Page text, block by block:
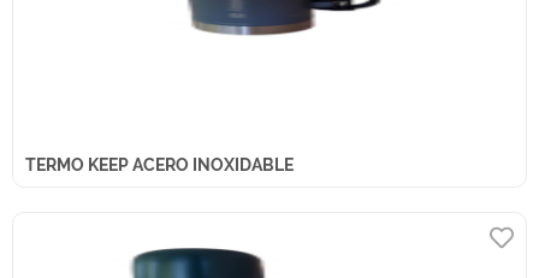
TERMO KEEP ACERO INOXIDABLE